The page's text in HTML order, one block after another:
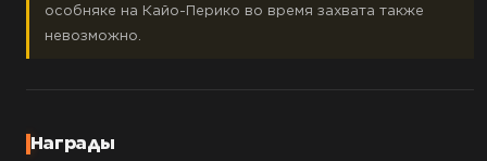
особняке на Кайо-Перико во время захвата также
невозможно.
Награды